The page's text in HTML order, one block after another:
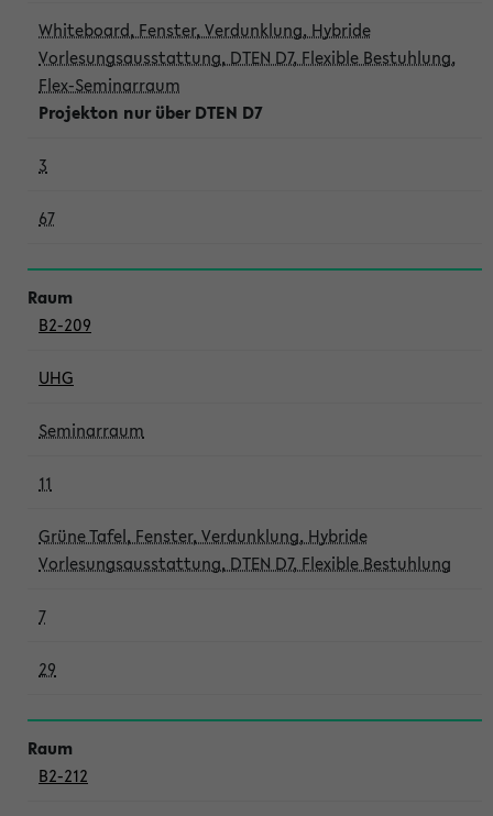
Whiteboard, Fenster, Verdunklung, Hybride
Vorlesungsausstattung, DTEN D7, Flexible Bestuhlung,
Flex-Seminarraum
Projekton nur über DTEN D7
3
67
B2-209
UHG
Seminarraum
11
Grüne Tafel, Fenster, Verdunklung, Hybride
Vorlesungsausstattung, DTEN D7, Flexible Bestuhlung
7
29
B2-212